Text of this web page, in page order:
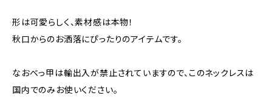
形は可愛らしく、素材感は本物！
秋口からのお洒落にぴったりのアイテムです。
なおべっ甲は輸出入が禁止されていますので、このネックレスは
国内でのみお使いください。